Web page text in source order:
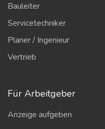
Bauleiter
Servicetechniker
Planer / Ingenieur
Vertrieb
Für Arbeitgeber
Anzeige aufgeben